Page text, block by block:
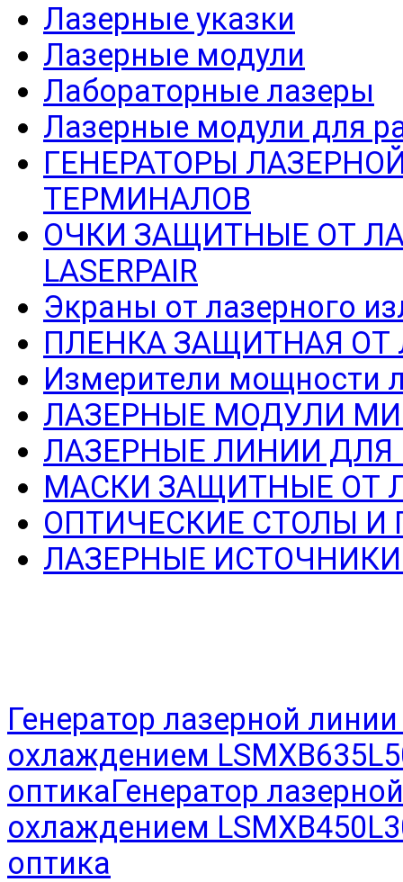
Лазерные указки
Лазерные модули
Лабораторные лазеры
Лазерные модули для
ГЕНЕРАТОРЫ
ТЕРМИНАЛОВ
ОЧКИ ЗАЩИТНЫЕ ОТ
LASERPAIR
Экраны от лазерного
ПЛЕНКА ЗАЩИТНАЯ ОТ
Измерители мощности
ЛАЗЕРНЫЕ МОДУЛИ
ЛАЗЕРНЫЕ ЛИНИИ
МАСКИ ЗАЩИТНЫЕ ОТ
ОПТИЧЕСКИЕ СТОЛЫ И
ЛАЗЕРНЫЕ ИСТОЧНИКИ
Генератор лазерной
охлаждением
оптикаГенератор
охлаждением
оптика